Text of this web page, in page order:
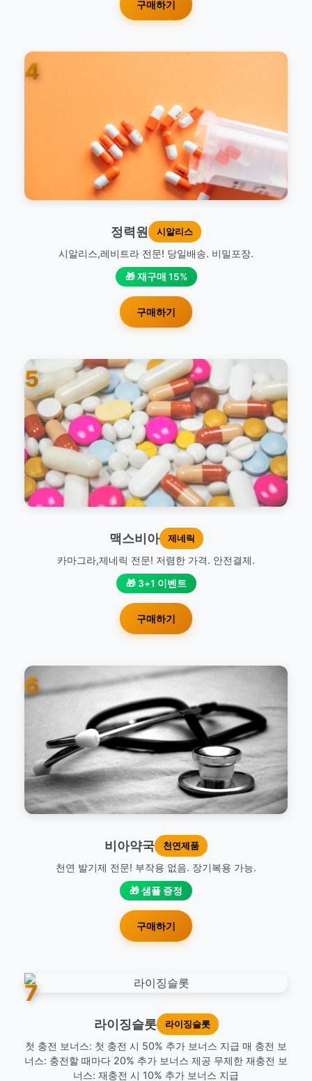
구매하기
4
정력원 시알리스
시알리스,레비트라 전문! 당일배송. 비밀포장.
🎁 재구매 15%
구매하기
5
맥스비아 제네릭
카마그라,제네릭 전문! 저렴한 가격. 안전결제.
🎁 3+1 이벤트
구매하기
6
비아약국 천연제품
천연 발기제 전문! 부작용 없음. 장기복용 가능.
🎁 샘플 증정
구매하기
7
라이징슬롯 라이징슬롯
첫 충전 보너스: 첫 충전 시 50% 추가 보너스 지급 매 충전 보
너스: 충전할 때마다 20% 추가 보너스 제공 무제한 재충전 보
너스: 재충전 시 10% 추가 보너스 지급